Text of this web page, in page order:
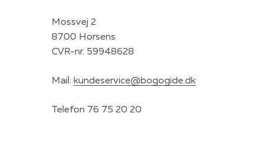
Mossvej 2
8700 Horsens
CVR-nr. 59948628
Mail: kundeservice@bogogide.dk
Telefon 76 75 20 20